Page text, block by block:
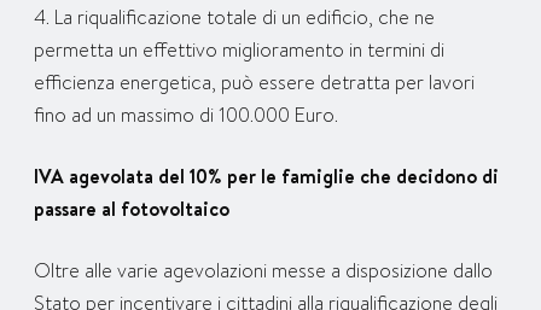
4. La riqualificazione totale di un edificio, che ne
permetta un effettivo miglioramento in termini di
efficienza energetica, può essere detratta per lavori
fino ad un massimo di 100.000 Euro.
IVA agevolata del 10% per le famiglie che decidono di
passare al fotovoltaico
Oltre alle varie agevolazioni messe a disposizione dallo
Stato per incentivare i cittadini alla riqualificazione degli